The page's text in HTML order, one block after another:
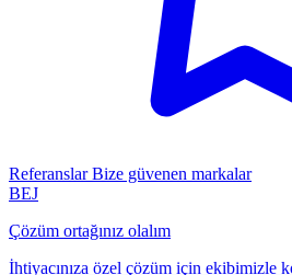
Referanslar Bize güvenen markalar
BEJ
Çözüm ortağınız olalım
İhtiyacınıza özel çözüm için ekibimizle